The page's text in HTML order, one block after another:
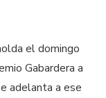
el domingo
Gabardera a
adelanta a ese